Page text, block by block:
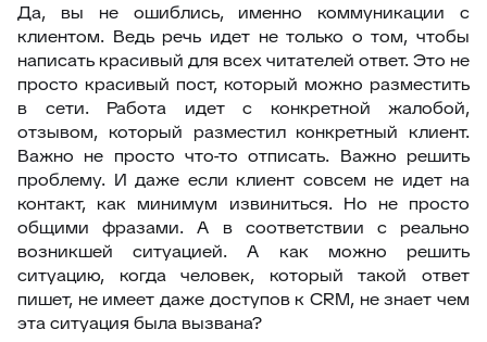
Да, вы не ошиблись, именно коммуникации с
клиентом. Ведь речь идет не только о том, чтобы
написать красивый для всех читателей ответ. Это не
просто красивый пост, который можно разместить
в сети. Работа идет с конкретной жалобой,
отзывом, который разместил конкретный клиент.
Важно не просто что-то отписать. Важно решить
проблему. И даже если клиент совсем не идет на
контакт, как минимум извиниться. Но не просто
общими фразами. А в соответствии с реально
возникшей ситуацией. А как можно решить
ситуацию, когда человек, который такой ответ
пишет, не имеет даже доступов к CRM, не знает чем
эта ситуация была вызвана?